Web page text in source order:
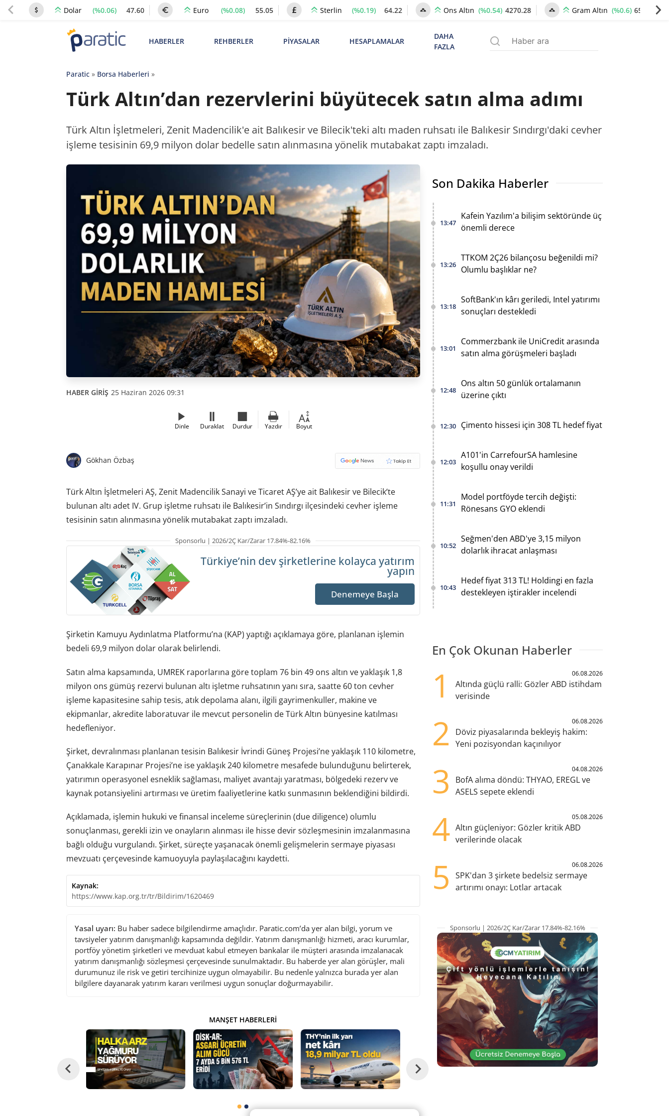
Dolar (%0.06) 47.60 Euro (%0.08) 55.05 Sterlin (%0.19) 64.22 Ons Altın (%0.54) 4270.28 Gram Altın (%0.6) 6534.97
HABERLER REHBERLER PİYASALAR HESAPLAMALAR
DAHA
FAZLA
Paratic» Borsa Haberleri »
Türk Altın’dan rezervlerini büyütecek satın alma adımı
Türk Altın İşletmeleri, Zenit Madencilik'e ait Balıkesir ve Bilecik'teki altı maden ruhsatı ile Balıkesir Sındırgı'daki cevher
işleme tesisinin 69,9 milyon dolar bedelle satın alınmasına yönelik mutabakat zaptı imzaladı.
HABER GİRİŞ 25 Haziran 2026 09:31
Dinle Duraklat Durdur Yazdır Boyut
Gökhan Özbaş
Türk Altın İşletmeleri AŞ, Zenit Madencilik Sanayi ve Ticaret AŞ’ye ait Balıkesir ve Bilecik’te
bulunan altı adet IV. Grup işletme ruhsatı ile Balıkesir’in Sındırgı ilçesindeki cevher işleme
tesisinin satın alınmasına yönelik mutabakat zaptı imzaladı.
Sponsorlu | 2026/2Ç Kar/Zarar 17.84%-82.16%
Türkiye’nin dev şirketlerine kolayca yatırım
yapın
Denemeye Başla
Şirketin Kamuyu Aydınlatma Platformu’na (KAP) yaptığı açıklamaya göre, planlanan işlemin
bedeli 69,9 milyon dolar olarak belirlendi.
Satın alma kapsamında, UMREK raporlarına göre toplam 76 bin 49 ons altın ve yaklaşık 1,8
milyon ons gümüş rezervi bulunan altı işletme ruhsatının yanı sıra, saatte 60 ton cevher
işleme kapasitesine sahip tesis, atık depolama alanı, ilgili gayrimenkuller, makine ve
ekipmanlar, akredite laboratuvar ile mevcut personelin de Türk Altın bünyesine katılması
hedefleniyor.
Şirket, devralınması planlanan tesisin Balıkesir İvrindi Güneş Projesi’ne yaklaşık 110 kilometre,
Çanakkale Karapınar Projesi’ne ise yaklaşık 240 kilometre mesafede bulunduğunu belirterek,
yatırımın operasyonel esneklik sağlaması, maliyet avantajı yaratması, bölgedeki rezerv ve
kaynak potansiyelini artırması ve üretim faaliyetlerine katkı sunmasının beklendiğini bildirdi.
Açıklamada, işlemin hukuki ve finansal inceleme süreçlerinin (due diligence) olumlu
sonuçlanması, gerekli izin ve onayların alınması ile hisse devir sözleşmesinin imzalanmasına
bağlı olduğu vurgulandı. Şirket, süreçte yaşanacak önemli gelişmelerin sermaye piyasası
mevzuatı çerçevesinde kamuoyuyla paylaşılacağını kaydetti.
Kaynak:
https://www.kap.org.tr/tr/Bildirim/1620469
Yasal uyarı: Bu haber sadece bilgilendirme amaçlıdır. Paratic.com’da yer alan bilgi, yorum ve
tavsiyeler yatırım danışmanlığı kapsamında değildir. Yatırım danışmanlığı hizmeti, aracı kurumlar,
portföy yönetim şirketleri ve mevduat kabul etmeyen bankalar ile müşteri arasında imzalanacak
yatırım danışmanlığı sözleşmesi çerçevesinde sunulmaktadır. Bu haberde yer alan görüşler, mali
durumunuz ile risk ve getiri tercihinize uygun olmayabilir. Bu nedenle yalnızca burada yer alan
bilgilere dayanarak yatırım kararı verilmesi uygun sonuçlar doğurmayabilir.
MANŞET HABERLERI
Son Dakika Haberler
13:47
Kafein Yazılım'a bilişim sektöründe üç
önemli derece
13:26
TTKOM 2Ç26 bilançosu beğenildi mi?
Olumlu başlıklar ne?
13:18
SoftBank'ın kârı geriledi, Intel yatırımı
sonuçları destekledi
13:01
Commerzbank ile UniCredit arasında
satın alma görüşmeleri başladı
12:48
Ons altın 50 günlük ortalamanın
üzerine çıktı
12:30 Çimento hissesi için 308 TL hedef fiyat
12:03
A101'in CarrefourSA hamlesine
koşullu onay verildi
11:31
Model portföyde tercih değişti:
Rönesans GYO eklendi
10:52
Seğmen'den ABD'ye 3,15 milyon
dolarlık ihracat anlaşması
10:43
Hedef fiyat 313 TL! Holdingi en fazla
destekleyen iştirakler incelendi
En Çok Okunan Haberler
1 06.08.2026
Altında güçlü ralli: Gözler ABD istihdam
verisinde
2 06.08.2026
Döviz piyasalarında bekleyiş hakim:
Yeni pozisyondan kaçınılıyor
3 04.08.2026
BofA alıma döndü: THYAO, EREGL ve
ASELS sepete eklendi
4 05.08.2026
Altın güçleniyor: Gözler kritik ABD
verilerinde olacak
5 06.08.2026
SPK'dan 3 şirkete bedelsiz sermaye
artırımı onayı: Lotlar artacak
Sponsorlu | 2026/2Ç Kar/Zarar 17.84%-82.16%